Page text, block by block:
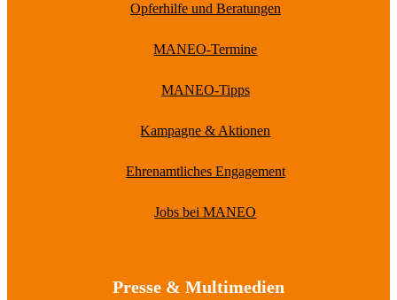
Opferhilfe und Beratungen
MANEO-Termine
MANEO-Tipps
Kampagne & Aktionen
Ehrenamtliches Engagement
Jobs bei MANEO
Presse & Multimedien